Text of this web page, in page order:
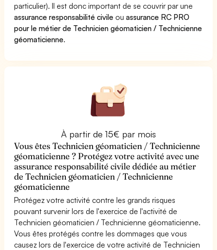
particulier). Il est donc important de se couvrir par une
assurance responsabilité civile ouassurance RC PRO
pour le métier de Technicien géomaticien / Technicienne
géomaticienne.
À partir de 15€ par mois
Vous êtes Technicien géomaticien / Technicienne
géomaticienne ? Protégez votre activité avec une
assurance responsabilité civile dédiée au métier
de Technicien géomaticien / Technicienne
géomaticienne
Protégez votre activité contre les grands risques
pouvant survenir lors de l'exercice de l'activité de
Technicien géomaticien / Technicienne géomaticienne.
Vous êtes protégés contre les dommages que vous
causez lors de l'exercice de votre activité de Technicien